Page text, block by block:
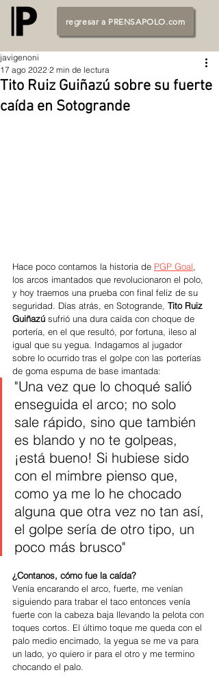
regresar a PRENSAPOLO.com
Tito Ruiz Guiñazú sobre su fuerte
caída en Sotogrande
javigenoni
17 ago 2022 2 min de lectura
Hace poco contamos la historia de PGP Goal,
los arcos imantados que revolucionaron el polo,
y hoy traemos una prueba con final feliz de su
seguridad. Días atrás, en Sotogrande, Tito Ruiz
Guiñazú sufrió una dura caída con choque de
portería, en el que resultó, por fortuna, ileso al
igual que su yegua. Indagamos al jugador
sobre lo ocurrido tras el golpe con las porterías
de goma espuma de base imantada:
"Una vez que lo choqué salió
enseguida el arco; no solo
sale rápido, sino que también
es blando y no te golpeas,
¡está bueno! Si hubiese sido
con el mimbre pienso que,
como ya me lo he chocado
alguna que otra vez no tan así,
el golpe sería de otro tipo, un
poco más brusco"
¿Contanos, cómo fue la caída?
Venía encarando el arco, fuerte, me venían
siguiendo para trabar el taco entonces venía
fuerte con la cabeza baja llevando la pelota con
toques cortos. El último toque me queda con el
palo medio encimado, la yegua se me va para
un lado, yo quiero ir para el otro y me termino
chocando el palo.